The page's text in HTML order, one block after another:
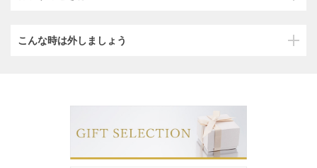
こんな時は外しましょう